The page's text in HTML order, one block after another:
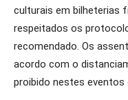
culturais em bilheterias
respeitados os
recomendado. Os
acordo com o
proibido nestes eventos